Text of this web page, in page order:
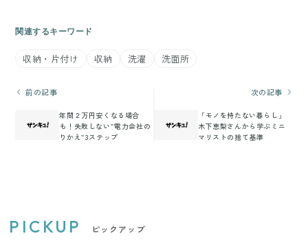
関連するキーワード
収納・片付け 収納 洗濯 洗面所
前の記事
年間２万円安くなる場合
も！失敗しない”電力会社の
りかえ”3ステップ
次の記事
「モノを持たない暮らし」
木下恵梨さんから学ぶミニ
マリストの捨て基準
PICKUP ピックアップ